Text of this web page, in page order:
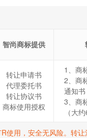
智尚商标提供
转让申请书
代理委托书
转让协议书
商标使用授权
1、商
2、商
通知书
3、商
（大
使用，安全无风险。转